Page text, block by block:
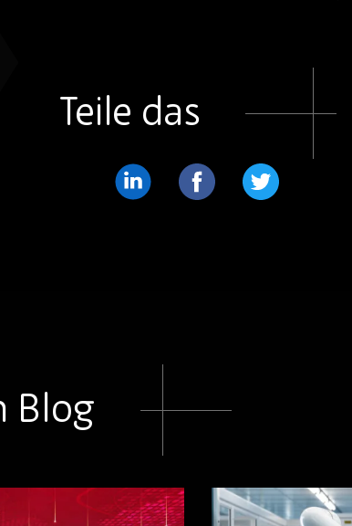
Teile das
Blog